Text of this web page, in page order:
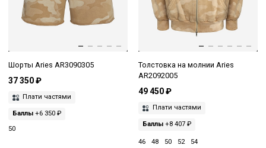
Шорты Aries AR3090305
37 350 ₽
Плати частями
Баллы +6 350 ₽
50
Толстовка на молнии Aries
AR2092005
49 450 ₽
Плати частями
Баллы+8 407 ₽
46 48 50 52 54